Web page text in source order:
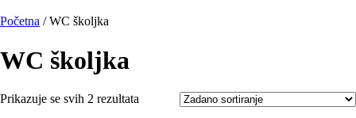
Početna / WC školjka
WC školjka
Prikazuje se svih 2 rezultata